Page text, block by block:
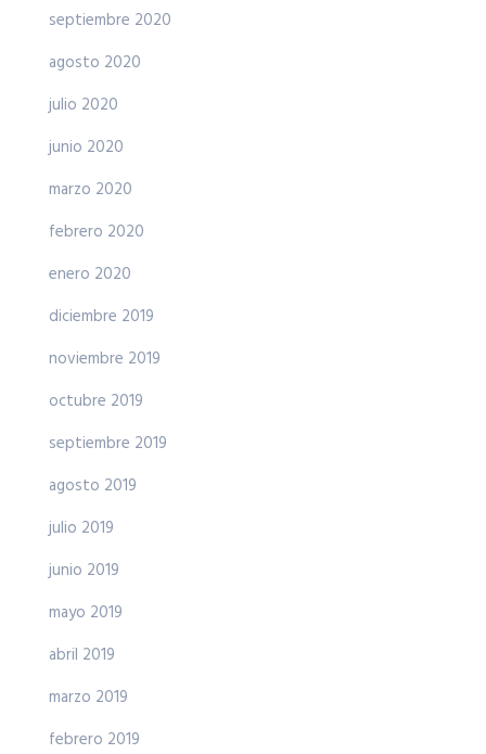
septiembre 2020
agosto 2020
julio 2020
junio 2020
marzo 2020
febrero 2020
enero 2020
diciembre 2019
noviembre 2019
octubre 2019
septiembre 2019
agosto 2019
julio 2019
junio 2019
mayo 2019
abril 2019
marzo 2019
febrero 2019